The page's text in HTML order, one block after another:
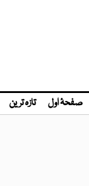
صفحۂ اول تازہ ترین